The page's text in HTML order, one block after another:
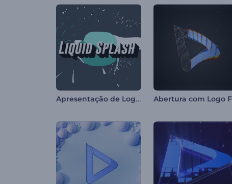
Apresentação de Logo - Respingos de Água